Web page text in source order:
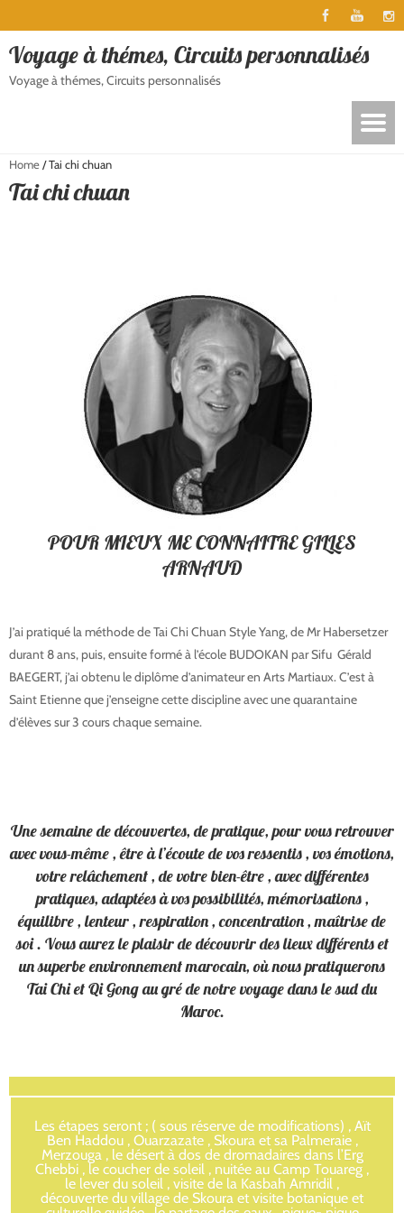
Voyage à thémes, Circuits personnalisés
Voyage à thémes, Circuits personnalisés
Home/Tai chi chuan
Tai chi chuan
POUR MIEUX ME CONNAITRE GILLES
ARNAUD
J’ai pratiqué la méthode de Tai Chi Chuan Style Yang, de Mr Habersetzer
durant 8 ans, puis, ensuite formé à l’école BUDOKAN par Sifu Gérald
BAEGERT, j’ai obtenu le diplôme d’animateur en Arts Martiaux. C’est à
Saint Etienne que j’enseigne cette discipline avec une quarantaine
d’élèves sur 3 cours chaque semaine.
Une semaine de découvertes, de pratique, pour vous retrouver
avec vous-même , être à l’écoute de vos ressentis , vos émotions,
votre relâchement , de votre bien-être , avec différentes
pratiques, adaptées à vos possibilités, mémorisations ,
équilibre , lenteur , respiration , concentration , maîtrise de
soi . Vous aurez le plaisir de découvrir des lieux différents et
un superbe environnement marocain, où nous pratiquerons
Tai Chi et Qi Gong au gré de notre voyage dans le sud du
Maroc.
Les étapes seront ; ( sous réserve de modifications) , Aït
Ben Haddou , Ouarzazate , Skoura et sa Palmeraie ,
Merzouga , le désert à dos de dromadaires dans l’Erg
Chebbi , le coucher de soleil , nuitée au Camp Touareg ,
le lever du soleil , visite de la Kasbah Amridil ,
découverte du village de Skoura et visite botanique et